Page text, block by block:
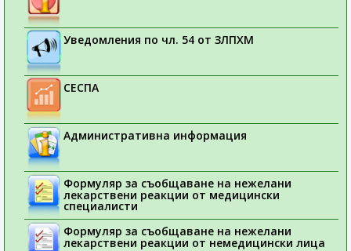
Уведомления по чл. 54 от ЗЛПХМ
СЕСПА
Административна информация
Формуляр за съобщаване на нежелани
лекарствени реакции от медицински
специалисти
Формуляр за съобщаване на нежелани
лекарствени реакции от немедицински лица